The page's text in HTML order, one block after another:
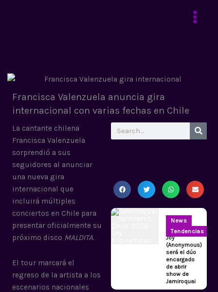
Francisca Valenzuela anuncia gira
internacional con varias fechas en Chile
La cantante chilena
Francisca Valenzuela
sorprendió a sus
seguidores al anunciar
una nueva gira
internacional que
incluirá múltiples
conciertos en Chile para
presentar oficialmente su
próximo disco MALDITA.
El tour marcará el
regreso de la artista a los
escenarios nacionales
Search
News
Tendencias
Joy
(Anonymous)
será el dúo
encargado
de abrir
show de
Jamiroquai